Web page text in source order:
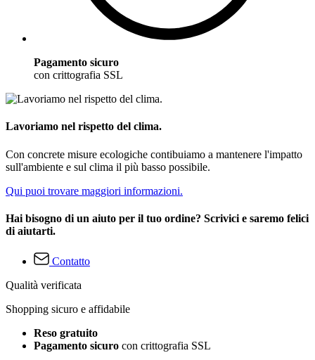
Pagamento sicuro
con crittografia SSL
Lavoriamo nel rispetto del clima.
Con concrete misure ecologiche contibuiamo a mantenere l'impatto
sull'ambiente e sul clima il più basso possibile.
Qui puoi trovare maggiori informazioni.
Hai bisogno di un aiuto per il tuo ordine? Scrivici e saremo felici
di aiutarti.
Contatto
Qualità verificata
Shopping sicuro e affidabile
Reso gratuito
Pagamento sicuro con crittografia SSL